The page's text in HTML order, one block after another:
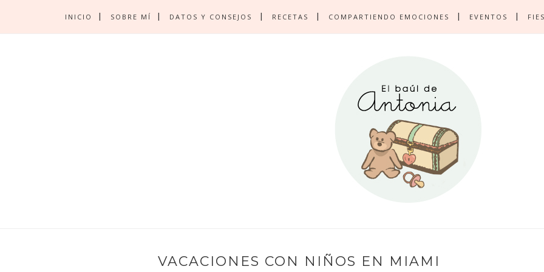
INICIO SOBRE MÍ DATOS Y CONSEJOS RECETAS COMPARTIENDO EMOCIONES EVENTOS
VACACIONES CON NIÑOS EN MIAMI